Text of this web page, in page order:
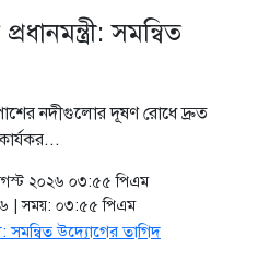
সমন্বিত
নদীগুলোর দূষণ রোধে দ্রুত
২০২৬ ০৩:৫৫ পিএম
| সময়: ০৩:৫৫ পিএম